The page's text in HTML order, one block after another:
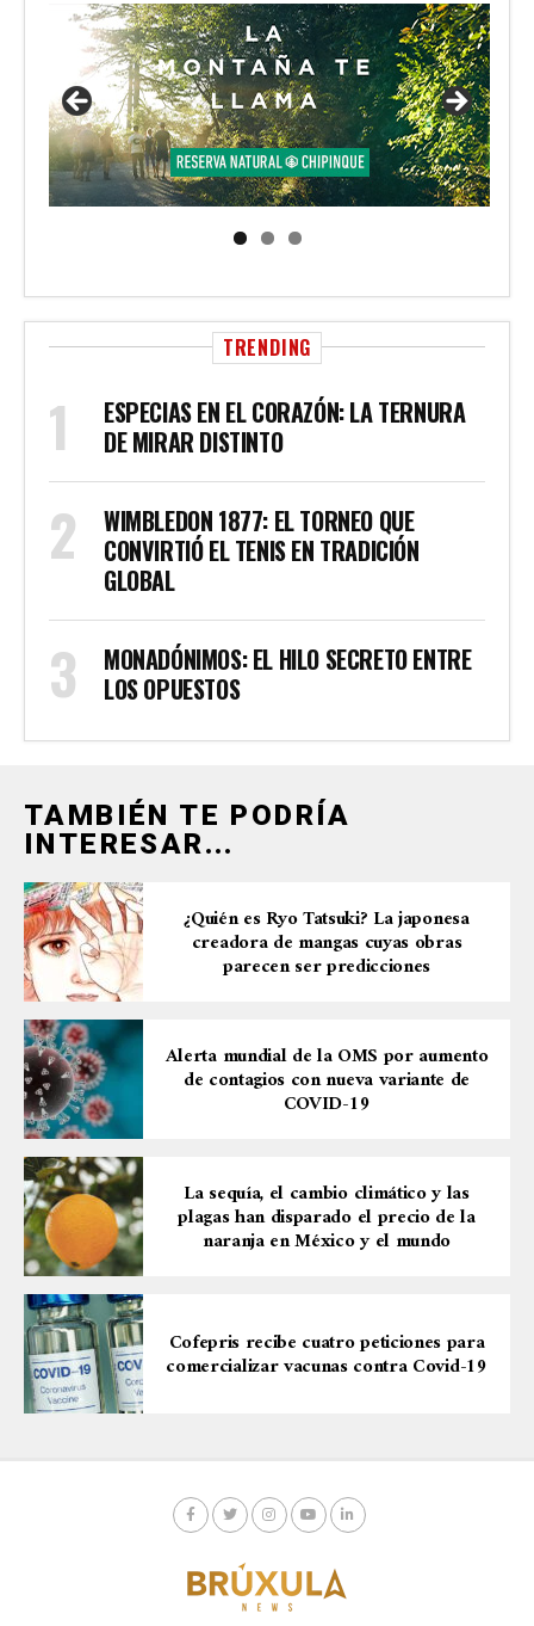
TRENDING
ESPECIAS EN EL CORAZÓN: LA TERNURA
DE MIRAR DISTINTO
WIMBLEDON 1877: EL TORNEO QUE
CONVIRTIÓ EL TENIS EN TRADICIÓN
GLOBAL
MONADÓNIMOS: EL HILO SECRETO ENTRE
LOS OPUESTOS
TAMBIÉN TE PODRÍA
INTERESAR...
¿Quién es Ryo Tatsuki? La japonesa
creadora de mangas cuyas obras
parecen ser predicciones
Alerta mundial de la OMS por aumento
de contagios con nueva variante de
COVID-19
La sequía, el cambio climático y las
plagas han disparado el precio de la
naranja en México y el mundo
Cofepris recibe cuatro peticiones para
comercializar vacunas contra Covid-19